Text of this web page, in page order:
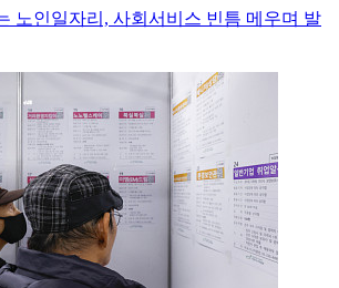
노인일자리, 사회서비스 빈틈 메우며 발